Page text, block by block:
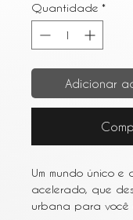
Quantidade *
Adicionar
Um mundo único e
acelerado, que
urbana para você